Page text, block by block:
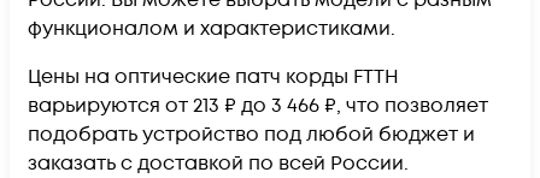
функционалом и характеристиками.
Цены на оптические патч корды FTTH
варьируются от 213 ₽ до 3 466 ₽, что позволяет
подобрать устройство под любой бюджет и
заказать с доставкой по всей России.